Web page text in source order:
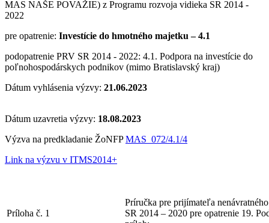
MAS NAŠE POVAŽIE) z Programu rozvoja vidieka SR 2014 -
2022
pre opatrenie: Investície do hmotného majetku – 4.1
podopatrenie PRV SR 2014 - 2022: 4.1. Podpora na investície do
poľnohospodárskych podnikov (mimo Bratislavský kraj)
Dátum vyhlásenia výzvy: 21.06.2023
Dátum uzavretia výzvy: 18.08.2023
Výzva na predkladanie ŽoNFPMAS_072/4.1/4
Link na výzvu v ITMS2014+
Príloha č. 1
Príručka pre prijímateľa
SR 2014 – 2020 pre opatrenie 19.